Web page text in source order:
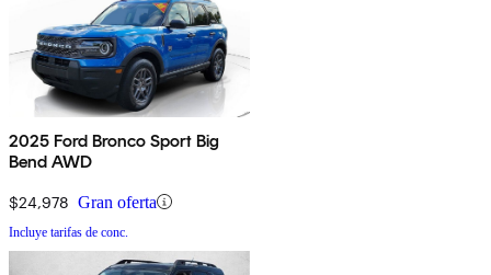
2025 Ford Bronco Sport Big
Bend AWD
$24,978 Gran oferta
Incluye tarifas de conc.